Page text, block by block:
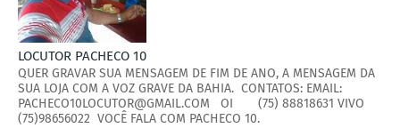
LOCUTOR PACHECO 10
QUER GRAVAR SUA MENSAGEM DE FIM DE ANO, A MENSAGEM DA
SUA LOJA COM A VOZ GRAVE DA BAHIA. CONTATOS: EMAIL:
PACHECO10LOCUTOR@GMAIL.COM OI (75) 88818631 VIVO
(75)98656022 VOCÊ FALA COM PACHECO 10.